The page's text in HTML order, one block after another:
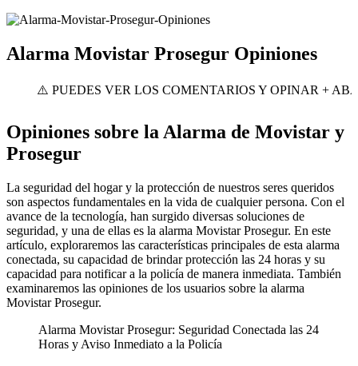
Alarma Movistar Prosegur Opiniones
VER LOS COMENTARIOS Y OPINAR + ABAJO ⬇️
Opiniones sobre la Alarma de Movistar y
Prosegur
La seguridad del hogar y la protección de nuestros seres queridos
son aspectos fundamentales en la vida de cualquier persona. Con el
avance de la tecnología, han surgido diversas soluciones de
seguridad, y una de ellas es la alarma Movistar Prosegur. En este
artículo, exploraremos las características principales de esta alarma
conectada, su capacidad de brindar protección las 24 horas y su
capacidad para notificar a la policía de manera inmediata. También
examinaremos las opiniones de los usuarios sobre la alarma
Movistar Prosegur.
Alarma Movistar Prosegur: Seguridad Conectada las 24
Horas y Aviso Inmediato a la Policía